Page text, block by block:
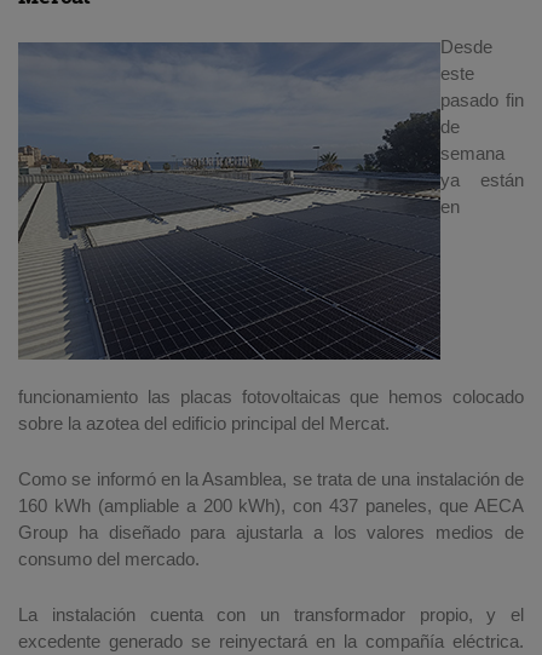
Desde
este
pasado fin
de
semana
ya están
en
funcionamiento las placas fotovoltaicas que hemos colocado
sobre la azotea del edificio principal del Mercat.
Como se informó en la Asamblea, se trata de una instalación de
160 kWh (ampliable a 200 kWh), con 437 paneles, que AECA
Group ha diseñado para ajustarla a los valores medios de
consumo del mercado.
La instalación cuenta con un transformador propio, y el
excedente generado se reinyectará en la compañía eléctrica.